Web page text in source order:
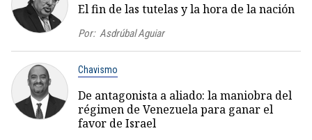
El fin de las tutelas y la hora de la nación
Por: Asdrúbal Aguiar
Chavismo
De antagonista a aliado: la maniobra del
régimen de Venezuela para ganar el
favor de Israel